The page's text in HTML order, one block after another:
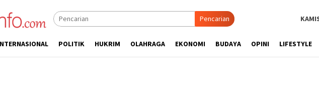
Pencarian
POLITIK HUKRIM OLAHRAGA EKONOMI BUDAYA OPINI LIFESTYLE